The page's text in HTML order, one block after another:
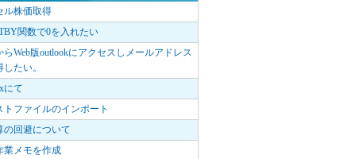
ル株価取得
関数で0を入れたい
らWeb版outlookにアクセスしメールアドレス
たい。
にて
トファイルのインポート
の回避について
業メモを作成